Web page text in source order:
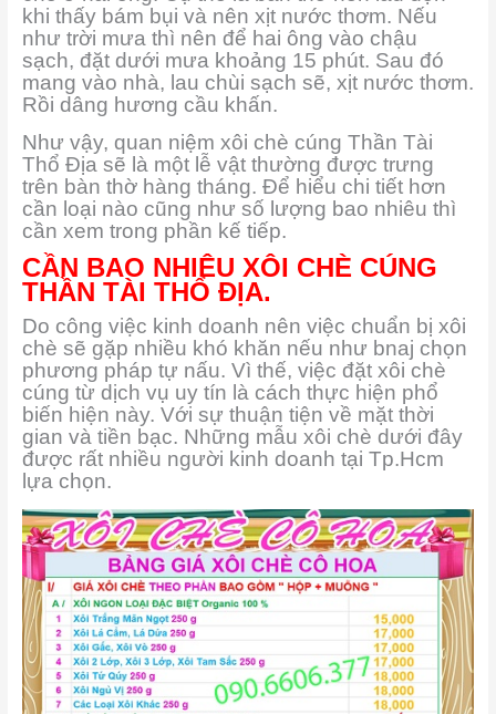
khi thấy bám bụi và nên xịt nước thơm. Nếu
như trời mưa thì nên để hai ông vào chậu
sạch, đặt dưới mưa khoảng 15 phút. Sau đó
mang vào nhà, lau chùi sạch sẽ, xịt nước thơm.
Rồi dâng hương cầu khấn.
Như vậy, quan niệm xôi chè cúng Thần Tài
Thổ Địa sẽ là một lễ vật thường được trưng
trên bàn thờ hàng tháng. Để hiểu chi tiết hơn
cần loại nào cũng như số lượng bao nhiêu thì
cần xem trong phần kế tiếp.
CẦN BAO NHIÊU XÔI CHÈ CÚNG
THẦN TÀI THỔ ĐỊA.
Do công việc kinh doanh nên việc chuẩn bị xôi
chè sẽ gặp nhiều khó khăn nếu như bnaj chọn
phương pháp tự nấu. Vì thế, việc đặt xôi chè
cúng từ dịch vụ uy tín là cách thực hiện phổ
biến hiện này. Với sự thuận tiện về mặt thời
gian và tiền bạc. Những mẫu xôi chè dưới đây
được rất nhiều người kinh doanh tại Tp.Hcm
lựa chọn.